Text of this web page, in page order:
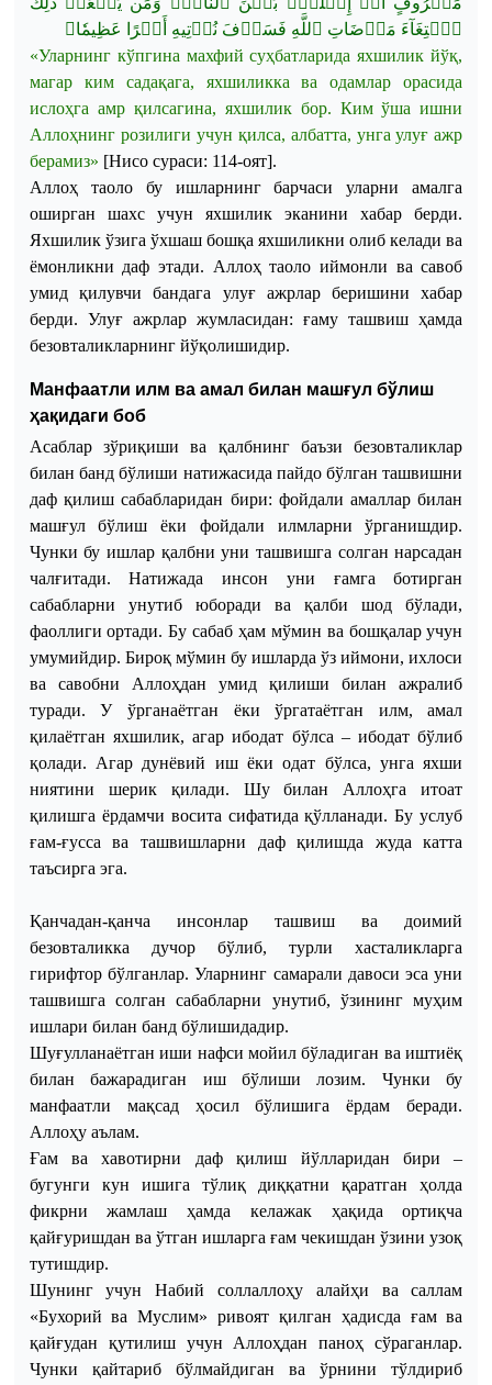
ٱبۡتِغَآءَ مَرۡضَاتِ ٱللَّهِ فَسَوۡفَ نُؤۡتِيهِ أَجۡرًا عَظِيمٗا﴾
«Уларнинг кўпгина махфий суҳбатларида яхшилик йўқ,
магар
ким садақага, яхшиликка ва одамлар
орасида
ислоҳга амр қилсагина, яхшилик бор. Ким ўша ишни
Аллоҳнинг розилиги учун қилса, албатта, унга улуғ ажр
берамиз» [Нисо сураси: 114-оят].
Аллоҳ
таоло бу ишларнинг барчаси уларни
амалга
оширган
шахс учун яхшилик эканини хабар берди.
Яхшилик ўзига ўхшаш бошқа яхшиликни олиб келади ва
ёмонликни даф этади. Аллоҳ таоло иймонли ва савоб
умид
қилувчи бандага улуғ ажрлар беришини
хабар
берди. Улуғ ажрлар жумласидан:ғаму ташвиш ҳамда
безовталикларнинг йўқолишидир.
Манфаатли илм ва амал билан машғул бўлиш
ҳақидаги боб
Асаблар зўриқиши ва қалбнинг баъзи безовталиклар
билан банд бўлиши натижасида пайдо бўлган ташвишни
даф қилиш сабабларидан бири: фойдали амаллар билан
машғул бўлиш ёки фойдали илмларни ўрганишдир.
Чунки бу ишлар қалбни уни ташвишга солган нарсадан
чалғитади. Натижада инсон уни ғамга ботирган
сабабларни унутиб юборади ва қалби шод бўлади,
фаоллиги ортади. Бу сабаб ҳам мўмин ва бошқалар учун
умумийдир. Бироқ мўмин бу ишларда ўз иймони, ихлоси
ва савобни Аллоҳдан умид қилиши билан ажралиб
туради. У ўрганаётган ёки ўргатаётган илм, амал
қилаётган яхшилик, агар ибодат бўлса – ибодат бўлиб
қолади. Агар дунёвий иш ёки одат бўлса, унга яхши
ниятини шерик қилади. Шу билан Аллоҳга итоат
қилишга ёрдамчи восита сифатида қўлланади. Бу услуб
ғам-ғусса ва ташвишларни даф қилишда жуда катта
таъсирга эга.
Қанчадан-қанча инсонлар ташвиш ва доимий
безовталикка дучор бўлиб, турли хасталикларга
гирифтор бўлганлар. Уларнинг самарали давоси эса уни
ташвишга солган сабабларни унутиб, ўзининг муҳим
ишлари билан банд бўлишидадир.
Шуғулланаётган иши нафси мойил бўладиган ва иштиёқ
билан бажарадиган иш бўлиши лозим. Чунки бу
манфаатли мақсад ҳосил бўлишига ёрдам беради.
Аллоҳу аълам.
Ғам ва хавотирни даф қилиш йўлларидан бири –
бугунги кун ишига тўлиқ диққатни қаратган ҳолда
фикрни жамлаш ҳамда келажак ҳақида ортиқча
қайғуришдан ва ўтган ишларга ғам чекишдан ўзини узоқ
тутишдир.
Шунинг учун Набий соллаллоҳу алайҳи ва саллам
«Бухорий ва Муслим» ривоят қилган ҳадисда ғам ва
қайғудан қутилиш учун Аллоҳдан паноҳ сўраганлар.
Чунки қайтариб бўлмайдиган ва ўрнини тўлдириб